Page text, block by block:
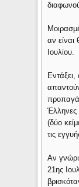
αν είναι
Ιουλίου.
Έλληνες
(δύο
τις
Αν
21ης